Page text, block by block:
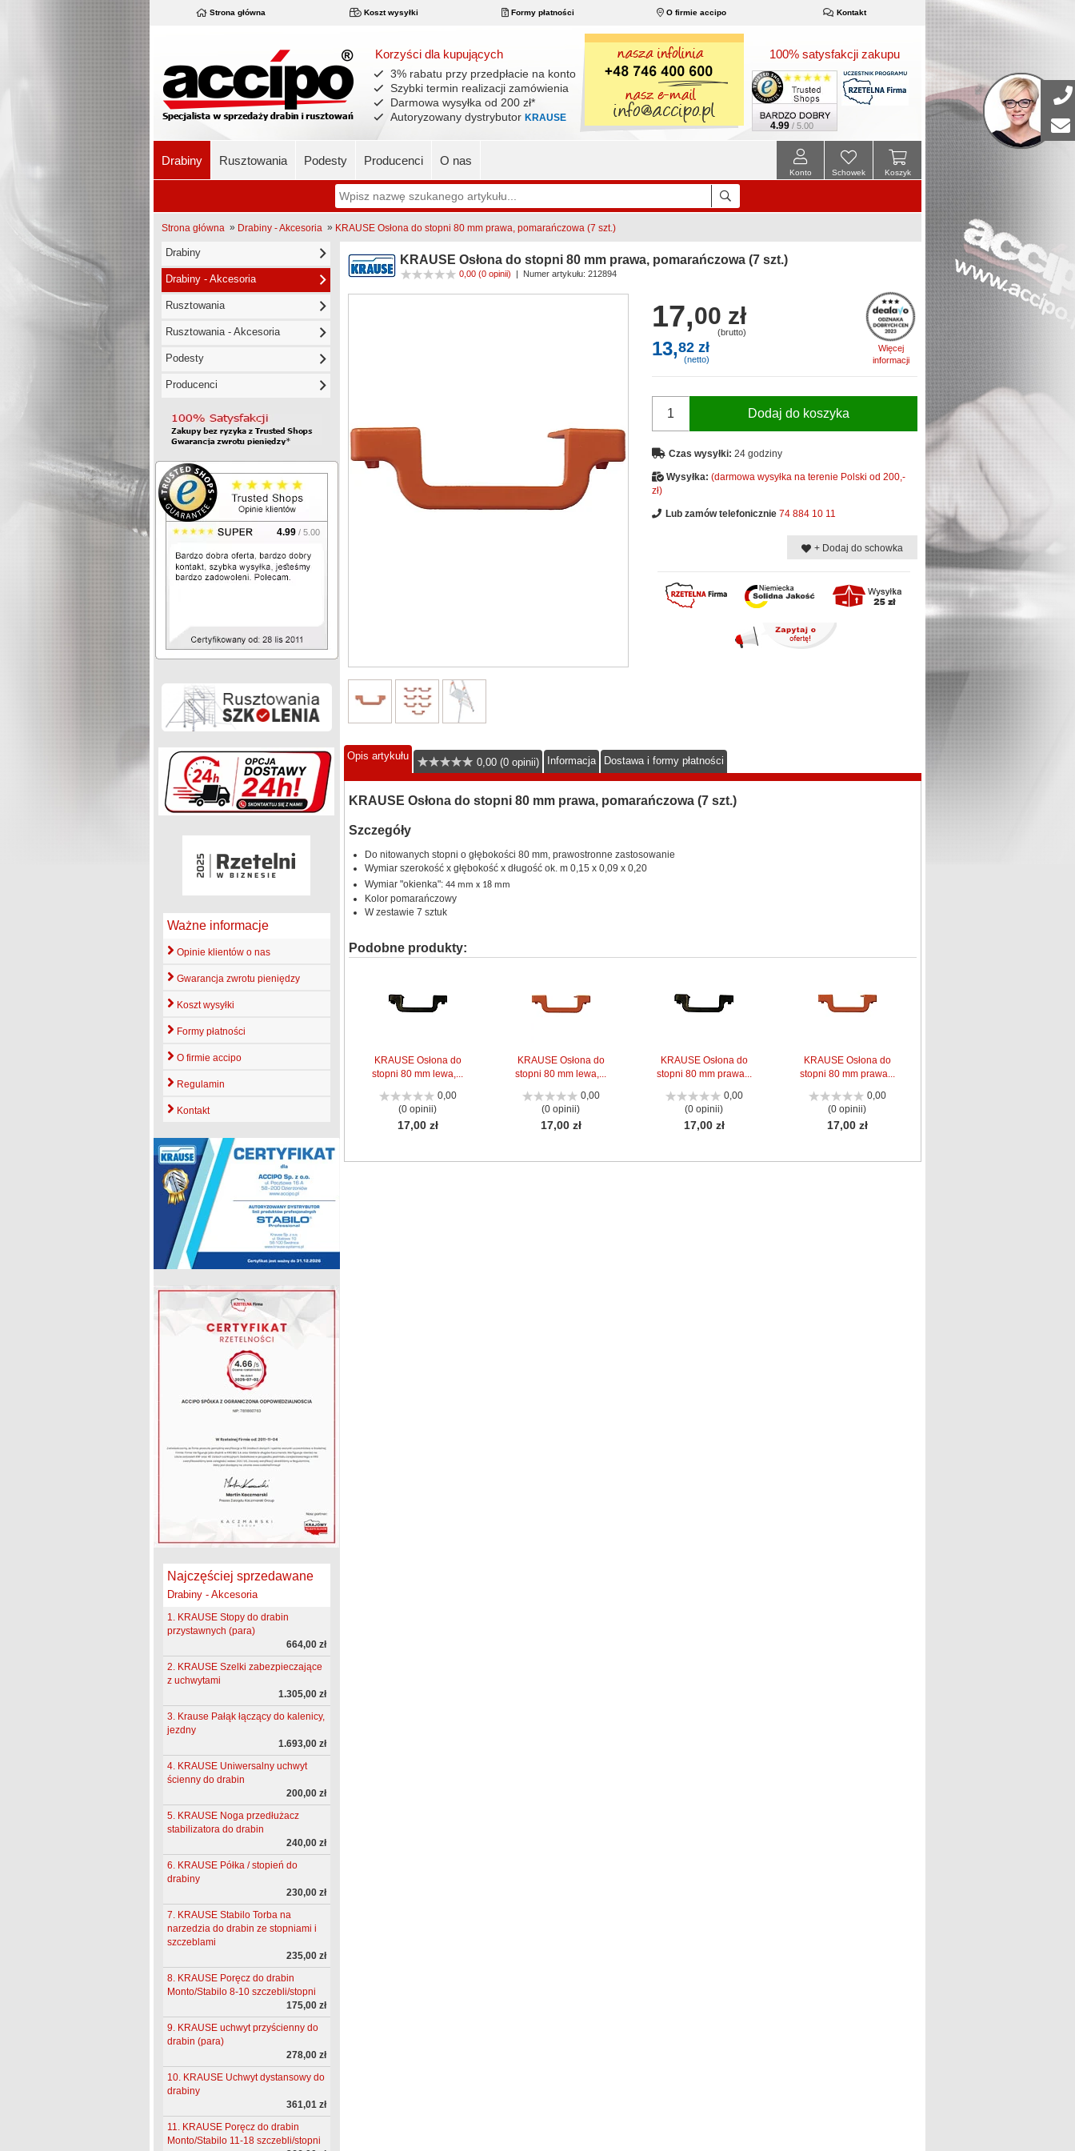
Strona główna Koszt wysyłki Formy płatności O firmie accipo Kontakt
Korzyści dla kupujących
3% rabatu przy przedpłacie na konto
Szybki termin realizacji zamówienia
Darmowa wysyłka od 200 zł*
Autoryzowany dystrybutor KRAUSE
100% satysfakcji zakupu
4.99 / 5.00
Drabiny Rusztowania Podesty Producenci O nas
Koszyk
Schowek
Konto
Strona główna » Drabiny - Akcesoria » KRAUSE Osłona do stopni 80 mm prawa, pomarańczowa (7 szt.)
Drabiny
Drabiny - Akcesoria
Rusztowania
Rusztowania - Akcesoria
Podesty
Producenci
4.99 / 5.00
Ważne informacje
Opinie klientów o nas
Gwarancja zwrotu pieniędzy
Koszt wysyłki
Formy płatności
O firmie accipo
Regulamin
Kontakt
Najczęściej sprzedawane
Drabiny - Akcesoria
1. KRAUSE Stopy do drabin
przystawnych (para)
664,00 zł
2. KRAUSE Szelki zabezpieczające
z uchwytami
1.305,00 zł
3. Krause Pałąk łączący do kalenicy,
jezdny
1.693,00 zł
4. KRAUSE Uniwersalny uchwyt
ścienny do drabin
200,00 zł
5. KRAUSE Noga przedłużacz
stabilizatora do drabin
240,00 zł
6. KRAUSE Półka / stopień do
drabiny
230,00 zł
7. KRAUSE Stabilo Torba na
narzedzia do drabin ze stopniami i
szczeblami
235,00 zł
8. KRAUSE Poręcz do drabin
Monto/Stabilo 8-10 szczebli/stopni
175,00 zł
9. KRAUSE uchwyt przyścienny do
drabin (para)
278,00 zł
10. KRAUSE Uchwyt dystansowy do
drabiny
361,01 zł
11. KRAUSE Poręcz do drabin
Monto/Stabilo 11-18 szczebli/stopni
KRAUSE Osłona do stopni 80 mm prawa, pomarańczowa (7 szt.)
0,00 (0 opinii) | Numer artykułu: 212894
Więcej
informacji
17,00 zł
(brutto)
13,82 zł
(netto)
Dodaj do koszyka
Czas wysyłki: 24 godziny
Wysyłka: (darmowa wysyłka na terenie Polski od 200,-
zł)
Lub zamów telefonicznie 74 884 10 11
+ Dodaj do schowka
Opis artykułu
0,00 (0 opinii) Informacja Dostawa i formy płatności
KRAUSE Osłona do stopni 80 mm prawa, pomarańczowa (7 szt.)
Szczegóły
Do nitowanych stopni o głębokości 80 mm, prawostronne zastosowanie
Wymiar szerokość x głębokość x długość ok. m 0,15 x 0,09 x 0,20
Wymiar "okienka": 44 mm x 18 mm
Kolor pomarańczowy
W zestawie 7 sztuk
Podobne produkty:
KRAUSE Osłona do
stopni 80 mm lewa,...
0,00
(0 opinii)
17,00 zł
KRAUSE Osłona do
stopni 80 mm lewa,...
0,00
(0 opinii)
17,00 zł
KRAUSE Osłona do
stopni 80 mm prawa...
0,00
(0 opinii)
17,00 zł
KRAUSE Osłona do
stopni 80 mm prawa...
0,00
(0 opinii)
17,00 zł